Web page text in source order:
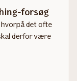
forsøg
hvorpå det ofte
derfor være